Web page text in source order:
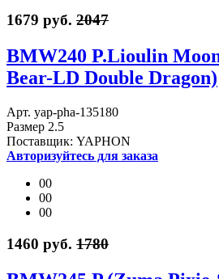
1679 руб. 2047
BMW240 P.Lioulin
Bear-LD Double Dragon)
Арт. yap-pha-135180
Размер 2.5
Поставщик: YAPHON
Авторизуйтесь для заказа
00
00
00
1460 руб. 1780